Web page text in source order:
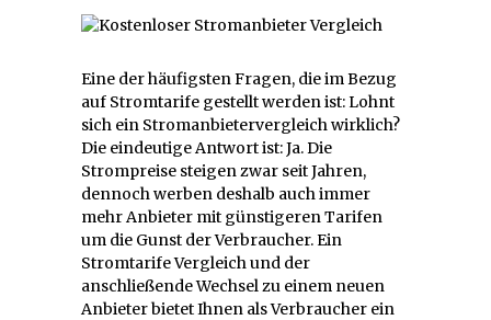
Eine der häufigsten Fragen, die im Bezug
auf Stromtarife gestellt werden ist: Lohnt
sich ein Stromanbietervergleich wirklich?
Die eindeutige Antwort ist: Ja. Die
Strompreise steigen zwar seit Jahren,
dennoch werben deshalb auch immer
mehr Anbieter mit günstigeren Tarifen
um die Gunst der Verbraucher. Ein
Stromtarife Vergleich und der
anschließende Wechsel zu einem neuen
Anbieter bietet Ihnen als Verbraucher ein